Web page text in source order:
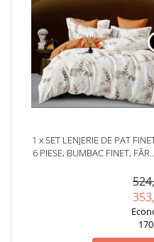
1 x SET LENJERIE DE PAT
6 PIESE, BUMBAC FINET,